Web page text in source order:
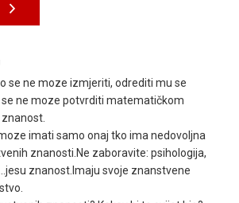
se ne moze izmjeriti, odrediti mu se
ne moze potvrditi matematičkom
imati samo onaj tko ima nedovoljna
znanosti.Ne zaboravite: psihologija,
znanost.Imaju svoje znanstvene